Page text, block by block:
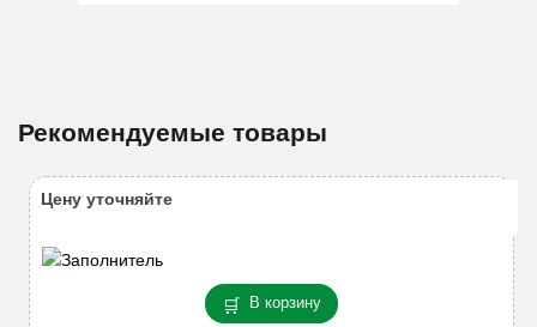
Рекомендуемые товары
В корзину
Цену уточняйте